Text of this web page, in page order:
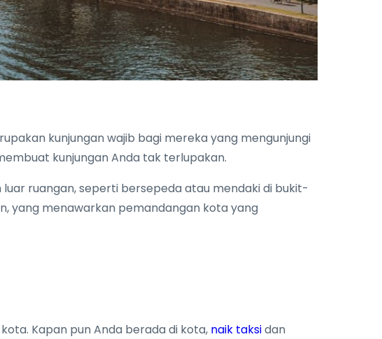
kunjungan wajib bagi mereka yang mengunjungi
kunjungan Anda tak terlupakan.
ruangan, seperti bersepeda atau mendaki di bukit-
yang menawarkan pemandangan kota yang
Kapan pun Anda berada di kota, naik taksidan